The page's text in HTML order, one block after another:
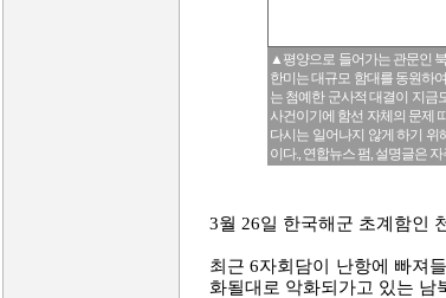
▲평양으로 들어가는 관문인
한미는 대규모 함대를 동원하
는 첨예한 군사적 대결이 지금
사건이기에 함선 자체의 문제
다시는 일어나지 않게 하기 위
이다., 연합뉴스 펌, 설명글은
3월 26일 한국해군 초계함인
최근 6자회담이 난항에 빠져
화될대로 악화되가고 있는 남